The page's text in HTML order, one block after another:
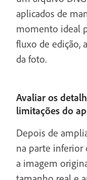
aplicados de
momento ideal
fluxo de edição,
da foto.
Avaliar os
limitações do
Depois de
na parte inferior
a imagem